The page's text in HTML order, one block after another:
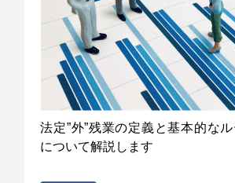
法定”外”残業の定義と基本的な
について解説します